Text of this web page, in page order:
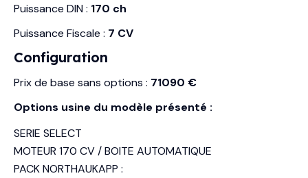
Puissance DIN : 170 ch
Puissance Fiscale : 7 CV
Configuration
Prix de base sans options : 71090 €
Options usine du modèle présenté :
SERIE SELECT
MOTEUR 170 CV / BOITE AUTOMATIQUE
PACK NORTHAUKAPP :